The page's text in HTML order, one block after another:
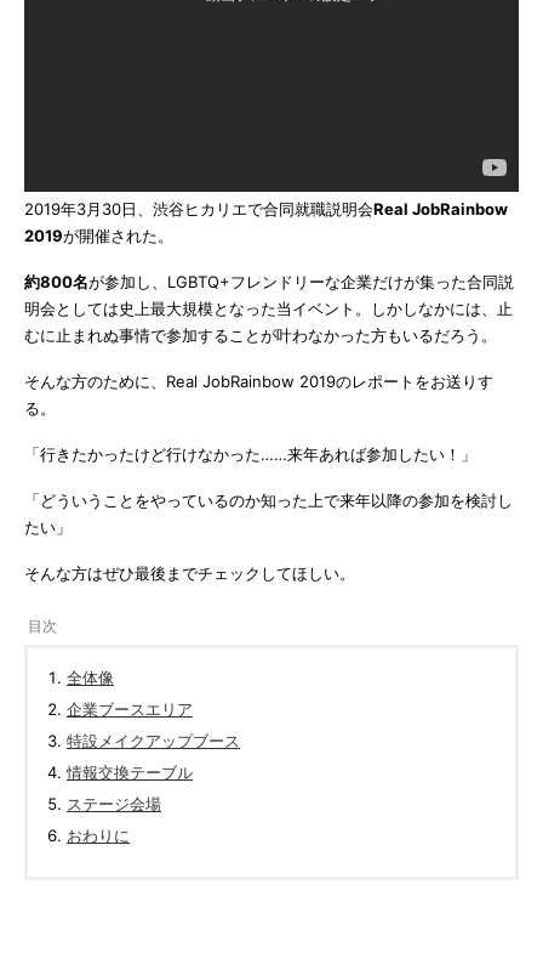
2019年3月30日、渋谷ヒカリエで合同就職説明会Real JobRainbow
2019が開催された。
約800名が参加し、LGBTQ+フレンドリーな企業だけが集った合同説
明会としては史上最大規模となった当イベント。しかしなかには、止
むに止まれぬ事情で参加することが叶わなかった方もいるだろう。
そんな方のために、Real JobRainbow 2019のレポートをお送りす
る。
「行きたかったけど行けなかった……来年あれば参加したい！」
「どういうことをやっているのか知った上で来年以降の参加を検討し
たい」
そんな方はぜひ最後までチェックしてほしい。
全体像
企業ブースエリア
特設メイクアップブース
情報交換テーブル
ステージ会場
おわりに